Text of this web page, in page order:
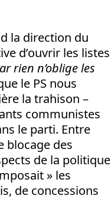
la direction du
d’ouvrir les listes
rien n’oblige les
le PS nous
la trahison –
communistes
le parti. Entre
blocage des
de la politique
» les
de concessions